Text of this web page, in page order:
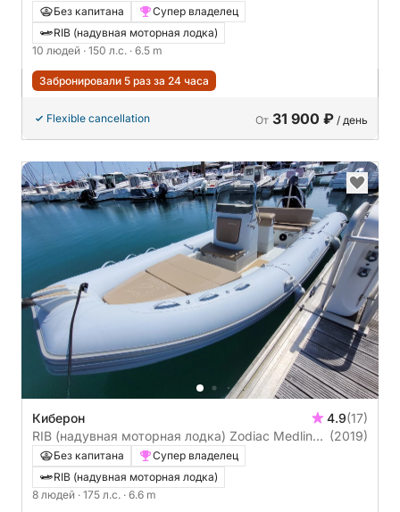
OPEN 650 150л.с.
Без капитана
Супер владелец
RIB (надувная моторная лодка)
10 людей · 150 л.с. · 6.5 m
Забронировали 5 раз за 24 часа
Flexible cancellation От 31 900 ₽ / день
Киберон 4.9(17)
RIB (надувная моторная лодка) Zodiac Medline
6.60 175л.с.
(2019)
Без капитана
Супер владелец
RIB (надувная моторная лодка)
8 людей · 175 л.с. · 6.6 m